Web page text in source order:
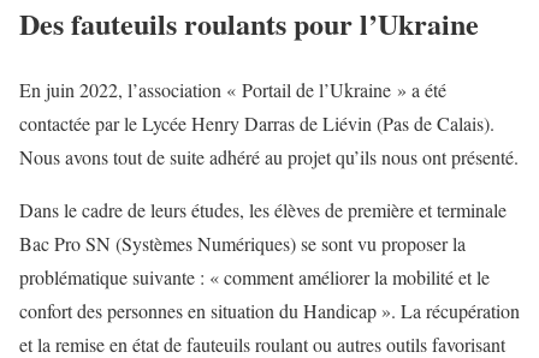
Des fauteuils roulants pour l’Ukraine
En juin 2022, l’association « Portail de l’Ukraine » a été
contactée par le Lycée Henry Darras de Liévin (Pas de Calais).
Nous avons tout de suite adhéré au projet qu’ils nous ont présenté.
Dans le cadre de leurs études, les élèves de première et terminale
Bac Pro SN (Systèmes Numériques) se sont vu proposer la
problématique suivante : « comment améliorer la mobilité et le
confort des personnes en situation du Handicap ». La récupération
et la remise en état de fauteuils roulant ou autres outils favorisant